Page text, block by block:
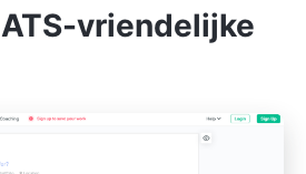
vriendelijke